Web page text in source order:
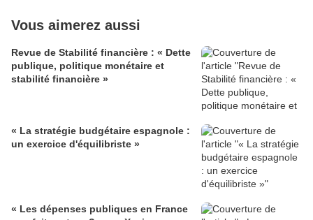
Vous aimerez aussi
Revue de Stabilité financière : « Dette
publique, politique monétaire et
stabilité financière »
« La stratégie budgétaire espagnole :
un exercice d'équilibriste »
« Les dépenses publiques en France